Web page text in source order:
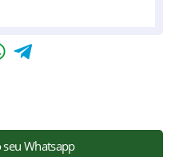
Whatsapp